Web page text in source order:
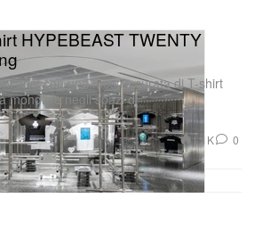
HYPEBEAST TWENTY
con una mostra curata di T-shirt
mondiale negli spazi di
1.1K 0